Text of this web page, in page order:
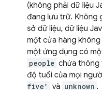
(không phải dữ liệu
đang lưu trữ. Không
sở dữ liệu, dữ liệu
một cửa hàng không
một ứng dụng có
people chứa thông
độ tuổi của mọi
five'
và unknown .